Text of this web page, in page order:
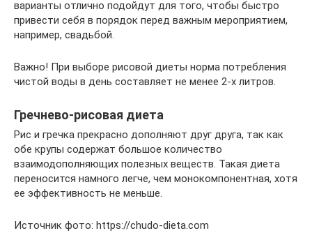
варианты отлично подойдут для того, чтобы быстро
привести себя в порядок перед важным мероприятием,
например, свадьбой.
Важно! При выборе рисовой диеты норма потребления
чистой воды в день составляет не менее 2-х литров.
Гречнево-рисовая диета
Рис и гречка прекрасно дополняют друг друга, так как
обе крупы содержат большое количество
взаимодополняющих полезных веществ. Такая диета
переносится намного легче, чем монокомпонентная, хотя
ее эффективность не меньше.
Источник фото: https://chudo-dieta.com